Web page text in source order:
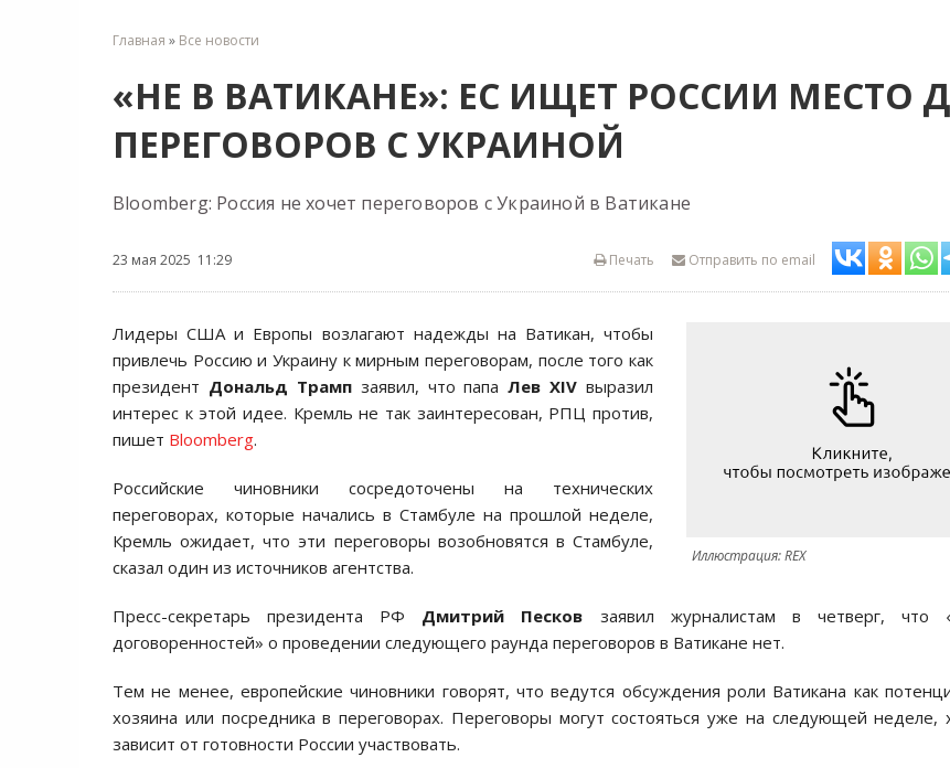
Главная » Все новости
«НЕ В ВАТИКАНЕ»: ЕС ИЩЕТ РОССИИ МЕСТО
ПЕРЕГОВОРОВ С УКРАИНОЙ
Bloomberg: Россия не хочет переговоров с Украиной в Ватикане
23 мая 2025 11:29 Отправить по email
Печать
Иллюстрация: REX
Лидеры США и Европы возлагают надежды на Ватикан, чтобы
привлечь Россию и Украину к мирным переговорам, после того как
президент Дональд Трампзаявил, что папа Лев XIV выразил
интерес к этой идее. Кремль не так заинтересован, РПЦ против,
пишет Bloomberg.
Российские чиновники сосредоточены на технических
переговорах, которые начались в Стамбуле на прошлой неделе,
Кремль ожидает, что эти переговоры возобновятся в Стамбуле,
сказал один из источников агентства.
Пресс-секретарь президента РФ Дмитрий Песков заявил журналистам в четверг, что
договоренностей» о проведении следующего раунда переговоров в Ватикане нет.
Тем не менее, европейские чиновники говорят, что ведутся обсуждения роли Ватикана как
хозяина или посредника в переговорах. Переговоры могут состояться уже на следующей неделе,
зависит от готовности России участвовать.